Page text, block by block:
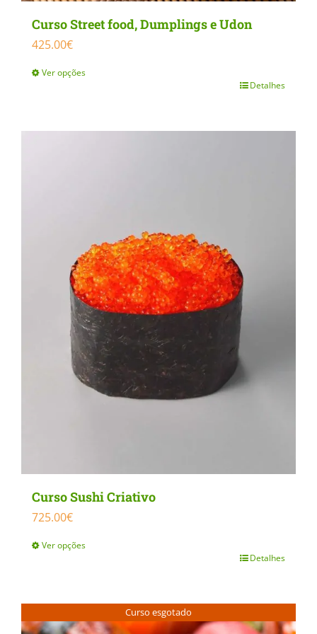
Curso Street food, Dumplings e Udon
425.00€
Ver opções
has
chosen
product
Detalhes
Curso Sushi Criativo
725.00€
Ver opções
has
multiple
Detalhes
Curso esgotado